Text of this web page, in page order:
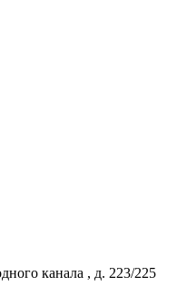
канала , д. 223/225